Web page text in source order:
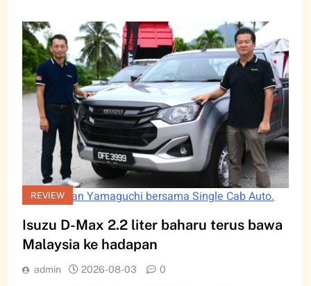
Kudo dan Yamaguchi bersama Single Cab Auto.
REVIEW
Isuzu D-Max 2.2 liter baharu terus bawa
Malaysia ke hadapan
admin 2026-08-03 0